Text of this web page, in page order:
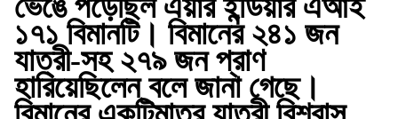
১৭১ বিমানটি। বিমানের ২৪১ জন
যাত্রী-সহ ২৭৯ জন প্রাণ
হারিয়েছিলেন বলে জানা গেছে।